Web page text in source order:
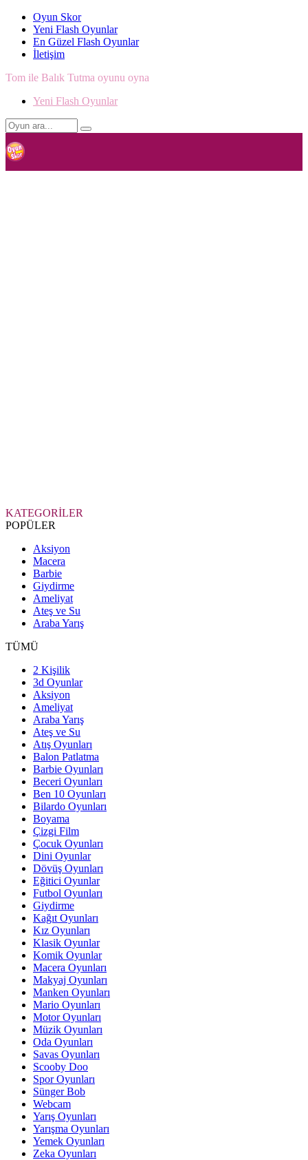
Oyun Skor
Yeni Flash Oyunlar
En Güzel Flash Oyunlar
İletişim
Tom ile Balık Tutma oyunu oyna
Yeni Flash Oyunlar
KATEGORİLER
POPÜLER
Aksiyon
Macera
Barbie
Giydirme
Ameliyat
Ateş ve Su
Araba Yarış
TÜMÜ
2 Kişilik
3d Oyunlar
Aksiyon
Ameliyat
Araba Yarış
Ateş ve Su
Atış Oyunları
Balon Patlatma
Barbie Oyunları
Beceri Oyunları
Ben 10 Oyunları
Bilardo Oyunları
Boyama
Çizgi Film
Çocuk Oyunları
Dini Oyunlar
Dövüş Oyunları
Eğitici Oyunlar
Futbol Oyunları
Giydirme
Kağıt Oyunları
Kız Oyunları
Klasik Oyunlar
Komik Oyunlar
Macera Oyunları
Makyaj Oyunları
Manken Oyunları
Mario Oyunları
Motor Oyunları
Müzik Oyunları
Oda Oyunları
Savas Oyunları
Scooby Doo
Spor Oyunları
Sünger Bob
Webcam
Yarış Oyunları
Yarışma Oyunları
Yemek Oyunları
Zeka Oyunları